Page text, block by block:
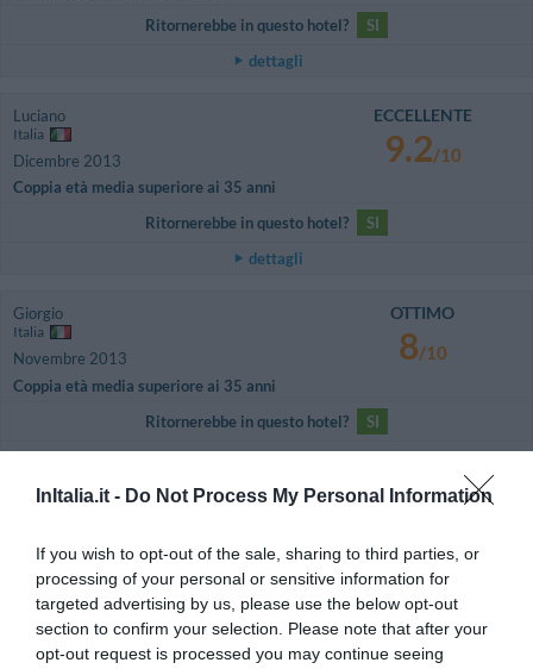
InItalia.it - Do Not Process My Personal Information
If you wish to opt-out of the sale, sharing to third parties, or
processing of your personal or sensitive information for
targeted advertising by us, please use the below opt-out
section to confirm your selection. Please note that after your
opt-out request is processed you may continue seeing
Ritornerebbe in questo hotel?
SI
dettagli
Luciano
Italia
Dicembre 2013
Coppia età media superiore ai 35 anni
ECCELLENTE
9.2/10
Ritornerebbe in questo hotel?
SI
dettagli
Giorgio
Italia
Novembre 2013
Coppia età media superiore ai 35 anni
OTTIMO
8/10
Ritornerebbe in questo hotel?
SI
dettagli
Settembre 2013
Coppia età media superiore ai 35 anni
ECCEZIONALE
10/10
Ritornerebbe in questo hotel?
dettagli